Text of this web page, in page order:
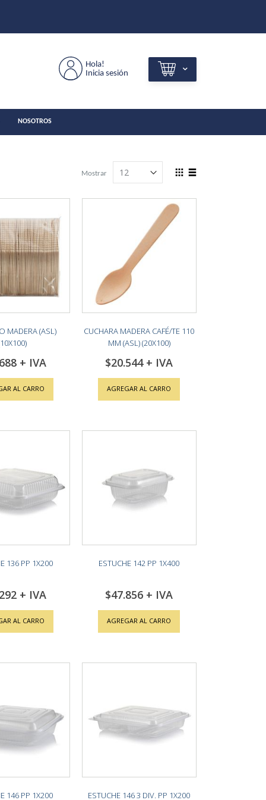
Hola!
Inicia sesión
NOSOTROS
View
Mostrar
MADERA (ASL)
AL CARRO
CUCHARA MADERA CAFÉ/TE 110
MM (ASL) (20X100)
$20.544
AGREGAR AL CARRO
136 PP 1X200
AL CARRO
ESTUCHE 142 PP 1X400
$47.856
AGREGAR AL CARRO
146 PP 1X200 ESTUCHE 146 3 DIV. PP 1X200